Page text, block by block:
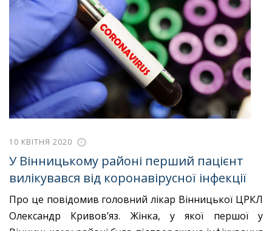
10 КВІТНЯ 2020
У Вінницькому районі перший пацієнт
вилікувався від коронавірусної інфекції
Про це повідомив головний лікар Вінницької ЦРКЛ
Олександр Кривов’яз. Жінка, у якої першої у